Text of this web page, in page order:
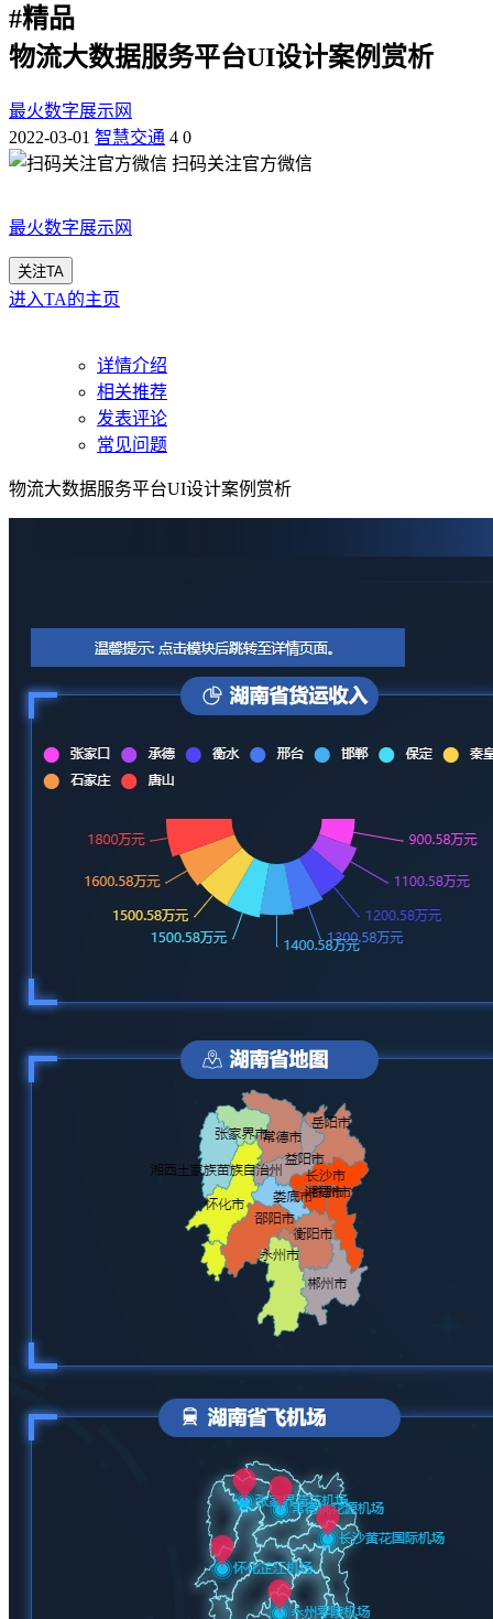
#精品
物流大数据服务平台UI设计案例赏析
最火数字展示网
2022-03-01 智慧交通 4 0
扫码关注官方微信
最火数字展示网
关注TA
进入TA的主页
详情介绍
相关推荐
发表评论
常见问题
物流大数据服务平台UI设计案例赏析